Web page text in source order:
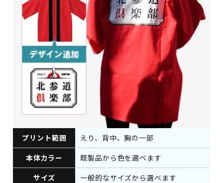
プリント範囲
えり、背中、胸の一部
本体カラー
既製品から色を選べます
サイズ
一般的なサイズから選べます